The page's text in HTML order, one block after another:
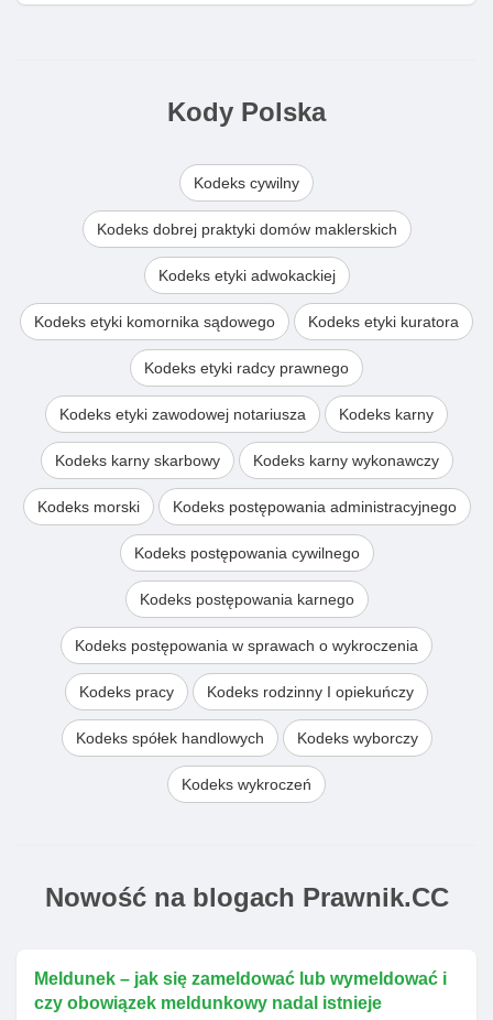
Kody Polska
Kodeks cywilny
Kodeks dobrej praktyki domów maklerskich
Kodeks etyki adwokackiej
Kodeks etyki komornika sądowego Kodeks etyki kuratora
Kodeks etyki radcy prawnego
Kodeks etyki zawodowej notariusza Kodeks karny
Kodeks karny skarbowy Kodeks karny wykonawczy
Kodeks morski Kodeks postępowania administracyjnego
Kodeks postępowania cywilnego
Kodeks postępowania karnego
Kodeks postępowania w sprawach o wykroczenia
Kodeks pracy Kodeks rodzinny I opiekuńczy
Kodeks spółek handlowych Kodeks wyborczy
Kodeks wykroczeń
Nowość na blogach Prawnik.CC
Meldunek – jak się zameldować lub wymeldować i
czy obowiązek meldunkowy nadal istnieje